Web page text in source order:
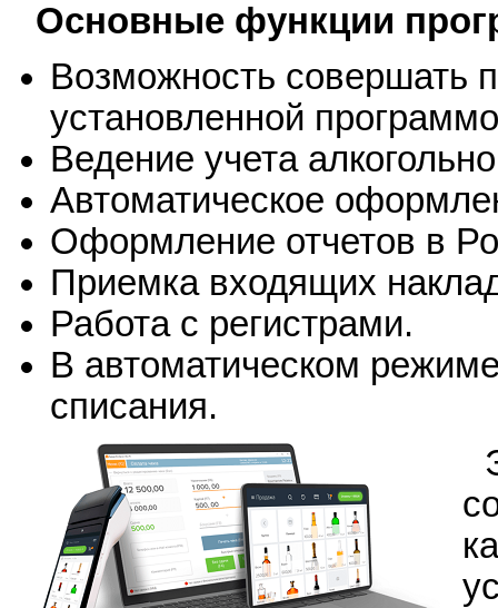
Основные функции
Возможность совершать
установленной
Ведение учета
Автоматическое
Оформление отчетов в
Приемка входящих
Работа с регистрами.
В автоматическом
списания.